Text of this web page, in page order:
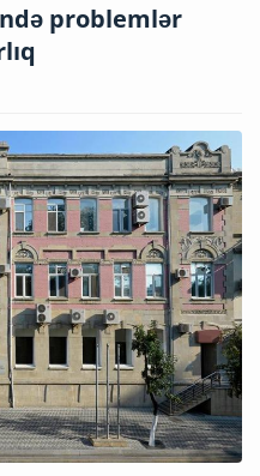
problemlər